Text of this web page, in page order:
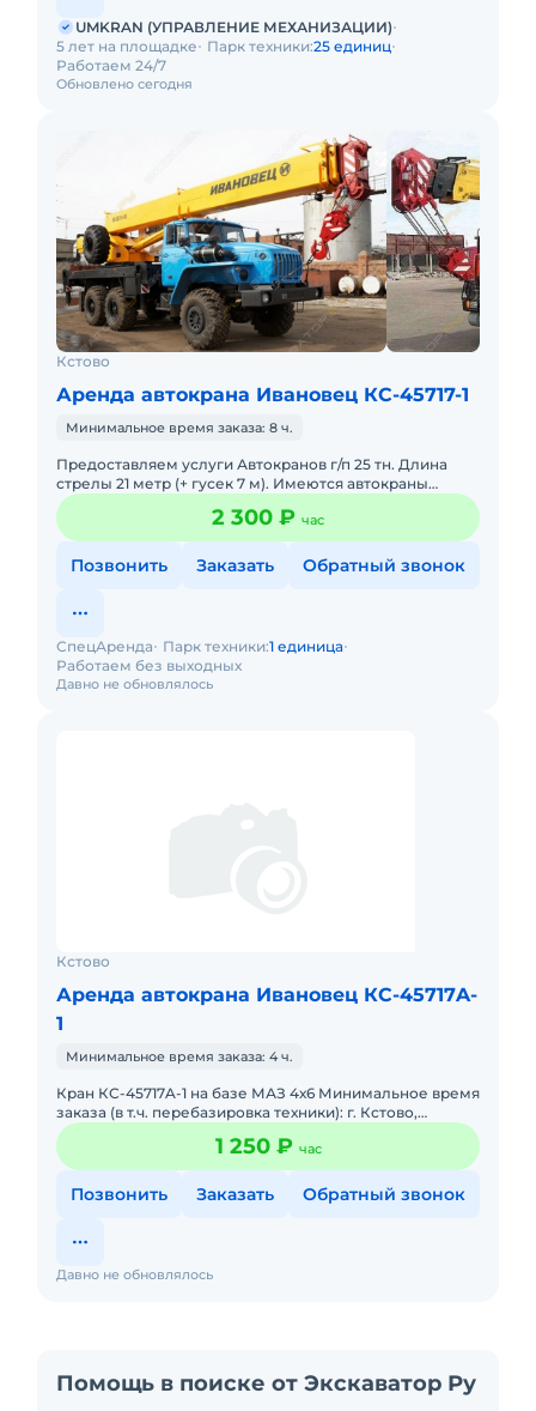
Обновлено сегодня
UMKRAN (УПРАВЛЕНИЕ МЕХАНИЗАЦИИ)
5 лет на площадке
Парк техники:25 единиц
Работаем 24/7
Кстово
Аренда автокрана Ивановец КС-45717-1
Минимальное время заказа: 8 ч.
Предоставляем услуги Автокранов г/п 25 тн. Длина
стрелы 21 метр (+ гусек 7 м). Имеются автокраны
вездеходы, полный привод. Опытные машинисты. Все
разрешител
2 300 ₽ час
Позвонить Заказать Обратный звонок
Давно не обновлялось
СпецАренда Парк техники:1 единица
Работаем без выходных
Кстово
Аренда автокрана Ивановец КС-45717A-
1
Минимальное время заказа: 4 ч.
Кран КС-45717A-1 на базе МАЗ 4х6 Минимальное время
заказа (в т.ч. перебазировка техники): г. Кстово,
Промзона - 4 часа (0 часа перебазировка, 4 часа
работа кран
1 250 ₽ час
Позвонить Заказать Обратный звонок
Давно не обновлялось
Помощь в поиске от Экскаватор Ру